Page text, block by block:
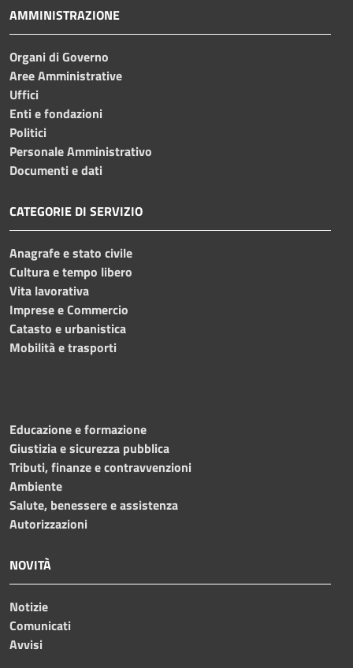
AMMINISTRAZIONE
Organi di Governo
Aree Amministrative
Uffici
Enti e fondazioni
Politici
Personale Amministrativo
Documenti e dati
CATEGORIE DI SERVIZIO
Anagrafe e stato civile
Cultura e tempo libero
Vita lavorativa
Imprese e Commercio
Catasto e urbanistica
Mobilità e trasporti
Educazione e formazione
Giustizia e sicurezza pubblica
Tributi, finanze e contravvenzioni
Ambiente
Salute, benessere e assistenza
Autorizzazioni
NOVITÀ
Notizie
Comunicati
Avvisi